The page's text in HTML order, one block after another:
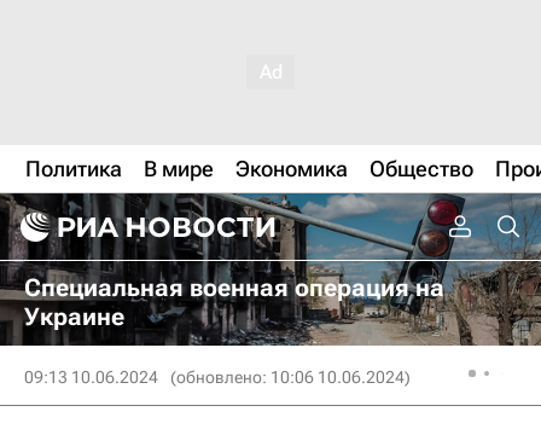
Политика В мире Экономика Общество
Специальная военная операция на
Украине
09:13 10.06.2024 (обновлено: 10:06 10.06.2024)